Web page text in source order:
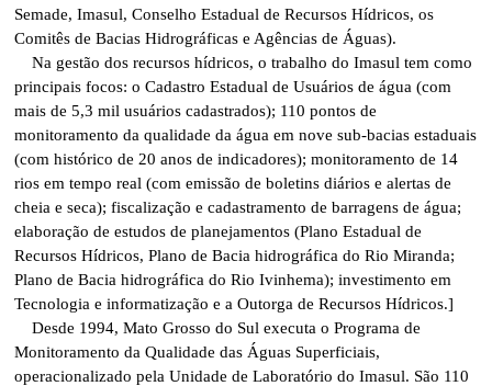
Semade, Imasul, Conselho Estadual de Recursos Hídricos, os
Comitês de Bacias Hidrográficas e Agências de Águas).
Na gestão dos recursos hídricos, o trabalho do Imasul tem como
principais focos: o Cadastro Estadual de Usuários de água (com
mais de 5,3 mil usuários cadastrados); 110 pontos de
monitoramento da qualidade da água em nove sub-bacias estaduais
(com histórico de 20 anos de indicadores); monitoramento de 14
rios em tempo real (com emissão de boletins diários e alertas de
cheia e seca); fiscalização e cadastramento de barragens de água;
elaboração de estudos de planejamentos (Plano Estadual de
Recursos Hídricos, Plano de Bacia hidrográfica do Rio Miranda;
Plano de Bacia hidrográfica do Rio Ivinhema); investimento em
Tecnologia e informatização e a Outorga de Recursos Hídricos.]
Desde 1994, Mato Grosso do Sul executa o Programa de
Monitoramento da Qualidade das Águas Superficiais,
operacionalizado pela Unidade de Laboratório do Imasul. São 110